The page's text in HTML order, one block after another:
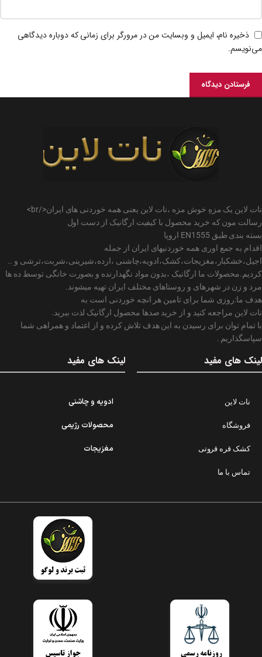
ذخیره نام، ایمیل و وبسایت من در مرورگر برای زمانی که دوباره دیدگاهی
می‌نویسم.
نات لاین یک مزهِ خوش مزه ،نات لاین یعنی همه خوردنی های ایران</br>
رسالت مون که خرید محصول با کیفیت ارگانیک از دست اول
بسته بندی طبق EN1555 اروپا
اقدام به جمع اوری همه خوردنیهای ایران از جمله
اجیل،خشکبار،مغزیجات،کشک،ادویه،چاشنی ،ارده،شیرینی،شربت،ترشی و ..
کردیم.محصولات ما ارگانیک ،بدون مواد نگهدارنده و بصورت خانگی توسط ده ها
مرد و زن در شهرهای و روستاهای مختلف ایران تهیه میشوند.
هدف ما:روزی شما برای تامین هر انچه خوردنی است به
نات لاین مراجعه کنید و از خرید صدها محصول ارگانیک لذت ببرید.
با تمام توان برای رسیدن به این هدف تلاش کرده و از اعتماد و همراهی شما
سپاسگذاریم .
لینک های مفید
نات لاین
فروشگاه
کشک قره قروتی
تماس با ما
لینک های مفید
ادویه و چاشنی
محصولات رژیمی
مغزیجات